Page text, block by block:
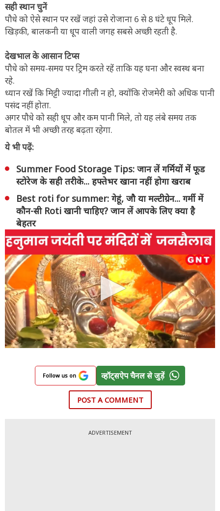
सही स्थान चुनें
पौधे को ऐसे स्थान पर रखें जहां उसे रोजाना 6 से 8 घंटे धूप मिले.
खिड़की, बालकनी या धूप वाली जगह सबसे अच्छी रहती है.
देखभाल के आसान टिप्स
पौधे को समय-समय पर ट्रिम करते रहें ताकि यह घना और स्वस्थ बना
रहे.
ध्यान रखें कि मिट्टी ज्यादा गीली न हो, क्योंकि रोजमेरी को अधिक पानी
पसंद नहीं होता.
अगर पौधे को सही धूप और कम पानी मिले, तो यह लंबे समय तक
बोतल में भी अच्छी तरह बढ़ता रहेगा.
ये भी पढ़ें:
Summer Food Storage Tips: जान लें गर्मियों में फूड
स्टोरेज के सही तरीके... हफ्तेभर खाना नहीं होगा खराब
Best roti for summer: गेहूं, जौ या मल्टीग्रेन... गर्मी में
कौन-सी Roti खानी चाह‍िए? जान लें आपके लिए क्या है
बेहतर
Follow us on व्हॉट्सऐप चैनल से जुड़ें
POST A COMMENT
ADVERTISEMENT